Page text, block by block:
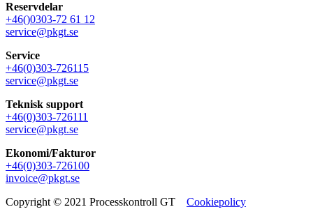
Reservdelar
+46()0303-72 61 12
service@pkgt.se
Service
+46(0)303-726115
service@pkgt.se
Teknisk support
+46(0)303-726111
service@pkgt.se
Ekonomi/Fakturor
+46(0)303-726100
invoice@pkgt.se
Copyright © 2021 Processkontroll GT Cookiepolicy